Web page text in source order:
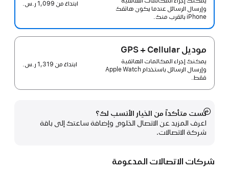
وإرسال الرسائل عندما يكون هاتفك
iPhone بالقرب منك.
ابتداءً من 1,099 ر.س.‏
موديل GPS + Cellular
يمكنك إجراء المكالمات الهاتفية
وإرسال الرسائل باستخدام Apple Watch
فقط.
ابتداءً من 1,319 ر.س.‏
لست متأكداً من الخيار الأنسب لك؟
اعرف المزيد عن الاتصال الخلوي وإضافة ساعتك إلى باقة
شركة الاتصالات.
عرض
المزيد
شركات الاتصالات المدعومة